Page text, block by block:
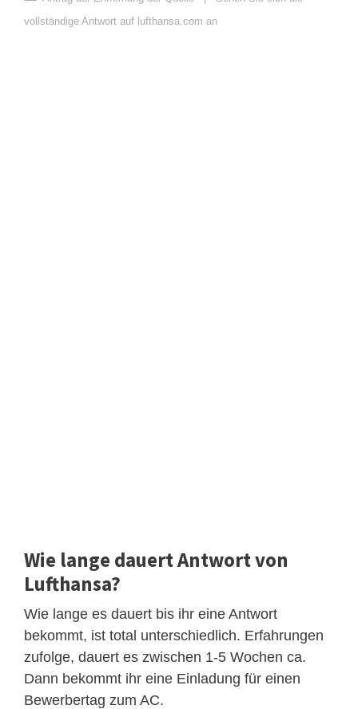
vollständige Antwort auf lufthansa.com an
Wie lange dauert Antwort von
Lufthansa?
Wie lange es dauert bis ihr eine Antwort
bekommt, ist total unterschiedlich. Erfahrungen
zufolge, dauert es zwischen 1-5 Wochen ca.
Dann bekommt ihr eine Einladung für einen
Bewerbertag zum AC.